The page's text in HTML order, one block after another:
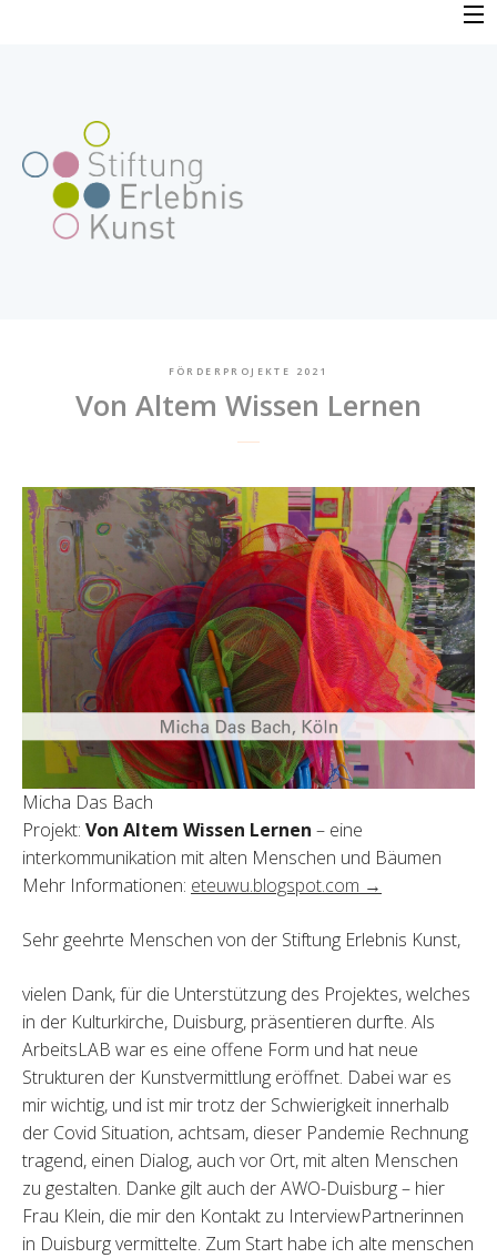
AKTUELLES
FÖRDERPROJEKTE 2021
Von Altem Wissen Lernen
Micha Das Bach
Projekt: Von Altem Wissen Lernen – eine
interkommunikation mit alten Menschen und Bäumen
Mehr Informationen: eteuwu.blogspot.com →
Sehr geehrte Menschen von der Stiftung Erlebnis Kunst,
vielen Dank, für die Unterstützung des Projektes, welches
in der Kulturkirche, Duisburg, präsentieren durfte. Als
ArbeitsLAB war es eine offene Form und hat neue
Strukturen der Kunstvermittlung eröffnet. Dabei war es
mir wichtig, und ist mir trotz der Schwierigkeit innerhalb
der Covid Situation, achtsam, dieser Pandemie Rechnung
tragend, einen Dialog, auch vor Ort, mit alten Menschen
zu gestalten. Danke gilt auch der AWO-Duisburg – hier
Frau Klein, die mir den Kontakt zu InterviewPartnerinnen
in Duisburg vermittelte. Zum Start habe ich alte menschen